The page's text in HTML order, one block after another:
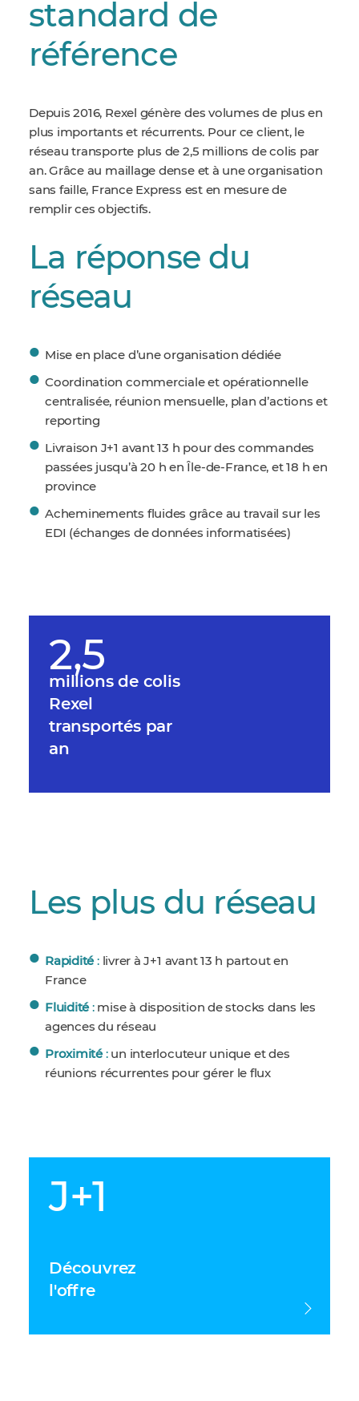
standard de
référence
Depuis 2016, Rexel génère des volumes de plus en
plus importants et récurrents. Pour ce client, le
réseau transporte plus de 2,5 millions de colis par
an. Grâce au maillage dense et à une organisation
sans faille, France Express est en mesure de
remplir ces objectifs.
La réponse du
réseau
Mise en place d’une organisation dédiée
Coordination commerciale et opérationnelle
centralisée, réunion mensuelle, plan d’actions et
reporting
Livraison J+1 avant 13 h pour des commandes
passées jusqu’à 20 h en Île-de-France, et 18 h en
province
Acheminements fluides grâce au travail sur les
EDI (échanges de données informatisées)
2,5
millions de colis
Rexel
transportés par
an
Les plus du réseau
Rapidité: livrer à J+1 avant 13 h partout en
France
Fluidité:mise à disposition de stocks dans les
agences du réseau
Proximité: un interlocuteur unique et des
réunions récurrentes pour gérer le flux
J+1
Découvrez
l'offre